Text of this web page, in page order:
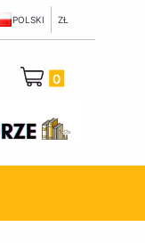
POLSKI ZŁ
Produkty w